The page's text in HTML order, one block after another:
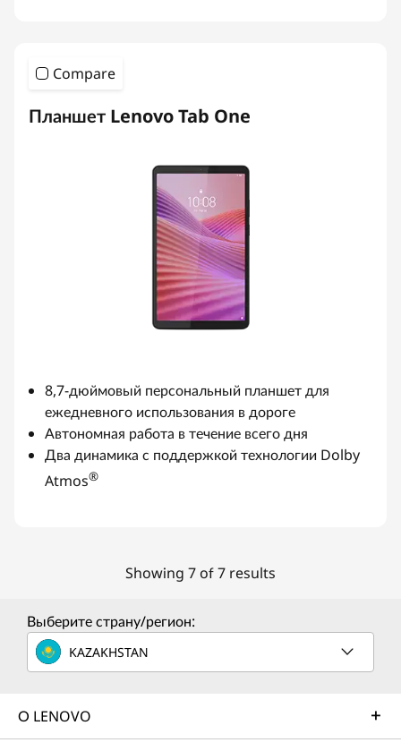
Compare
Планшет Lenovo Tab One
8,7-дюймовый персональный планшет для
ежедневного использования в дороге
Автономная работа в течение всего дня
Два динамика с поддержкой технологии Dolby
Atmos®
Showing 7 of 7 results
Выберите страну/регион:
KAZAKHSTAN
О LENOVO